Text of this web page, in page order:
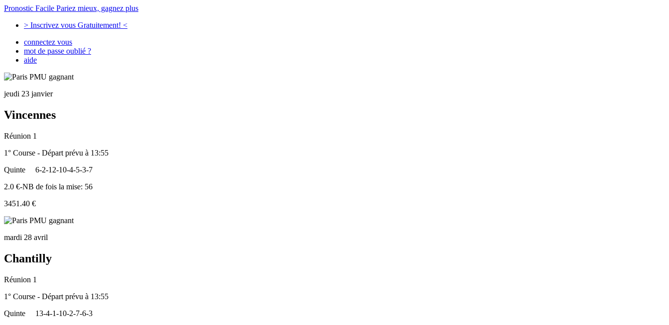
Pronostic Facile Pariez mieux, gagnez plus
> Inscrivez vous Gratuitement! <
connectez vous
mot de passe oublié ?
aide
jeudi 23 janvier
Vincennes
Réunion 1
1° Course - Départ prévu à 13:55
Quinte
6-2-12-10-4-5-3-7
2.0 €-NB de fois la mise: 56
3451.40 €
mardi 28 avril
Chantilly
Réunion 1
1° Course - Départ prévu à 13:55
Quinte
13-4-1-10-2-7-6-3